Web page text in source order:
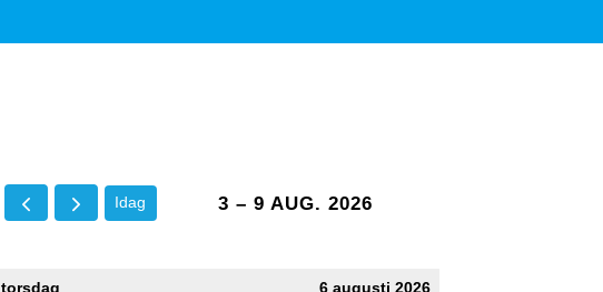
Idag 3 – 9 AUG. 2026
torsdag 6 augusti 2026